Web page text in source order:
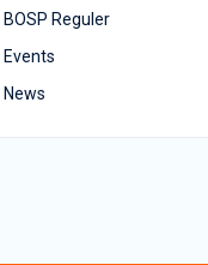
BOSP Reguler
Events
News